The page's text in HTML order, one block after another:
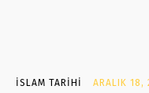
İSLAM TARIHI ARALIK 18,